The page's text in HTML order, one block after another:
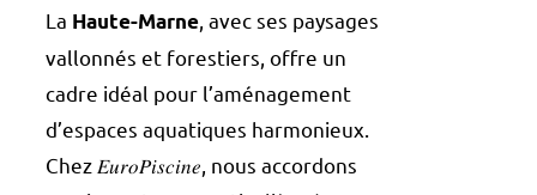
La Haute-Marne , avec ses paysages
vallonnés et forestiers, offre un
cadre idéal pour l’aménagement
d’espaces aquatiques harmonieux.
Chez 𝐸𝑢𝑟𝑜𝑃𝑖𝑠𝑐𝑖𝑛𝑒, nous accordons